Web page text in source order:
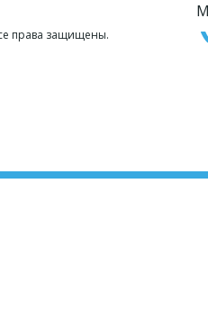
права защищены.